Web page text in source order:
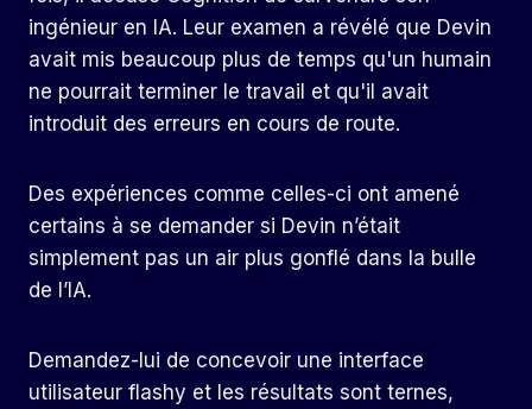
ingénieur en IA. Leur examen a révélé que Devin
avait mis beaucoup plus de temps qu'un humain
ne pourrait terminer le travail et qu'il avait
introduit des erreurs en cours de route.
Des expériences comme celles-ci ont amené
certains à se demander si Devin n’était
simplement pas un air plus gonflé dans la bulle
de l’IA.
Demandez-lui de concevoir une interface
utilisateur flashy et les résultats sont ternes,